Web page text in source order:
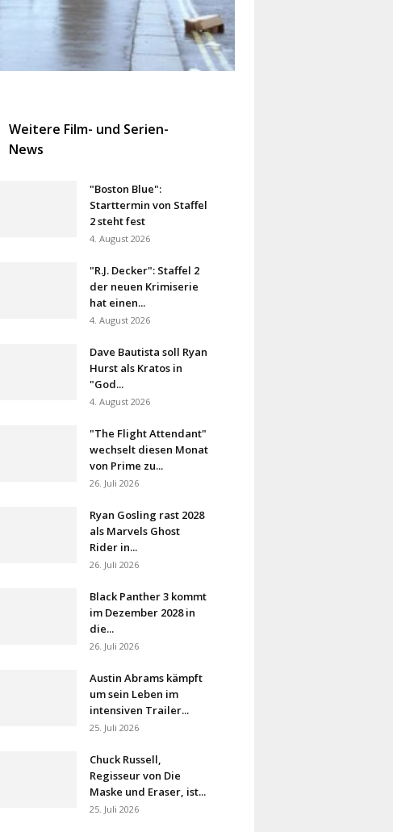
Weitere Film- und Serien-
News
"Boston Blue":
Starttermin von Staffel
2 steht fest
4. August 2026
"R.J. Decker": Staffel 2
der neuen Krimiserie
hat einen...
4. August 2026
Dave Bautista soll Ryan
Hurst als Kratos in
"God...
4. August 2026
"The Flight Attendant"
wechselt diesen Monat
von Prime zu...
26. Juli 2026
Ryan Gosling rast 2028
als Marvels Ghost
Rider in...
26. Juli 2026
Black Panther 3 kommt
im Dezember 2028 in
die...
26. Juli 2026
Austin Abrams kämpft
um sein Leben im
intensiven Trailer...
25. Juli 2026
Chuck Russell,
Regisseur von Die
Maske und Eraser, ist...
25. Juli 2026